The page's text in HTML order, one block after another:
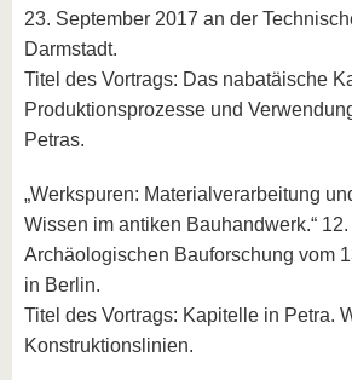
23. September 2017 an der
Darmstadt.
Titel des Vortrags: Das nabatäische
Produktionsprozesse und
Petras.
„Werkspuren: Materialverarbeitung
Wissen im antiken Bauhandwerk.“
Archäologischen Bauforschung vom
in Berlin.
Titel des Vortrags: Kapitelle in Petra.
Konstruktionslinien.